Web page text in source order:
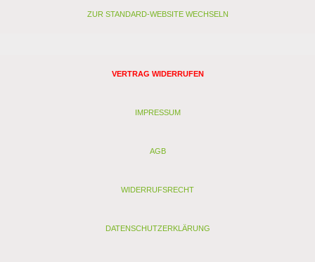
ZUR STANDARD-WEBSITE WECHSELN
VERTRAG WIDERRUFEN
IMPRESSUM
AGB
WIDERRUFSRECHT
DATENSCHUTZERKLÄRUNG